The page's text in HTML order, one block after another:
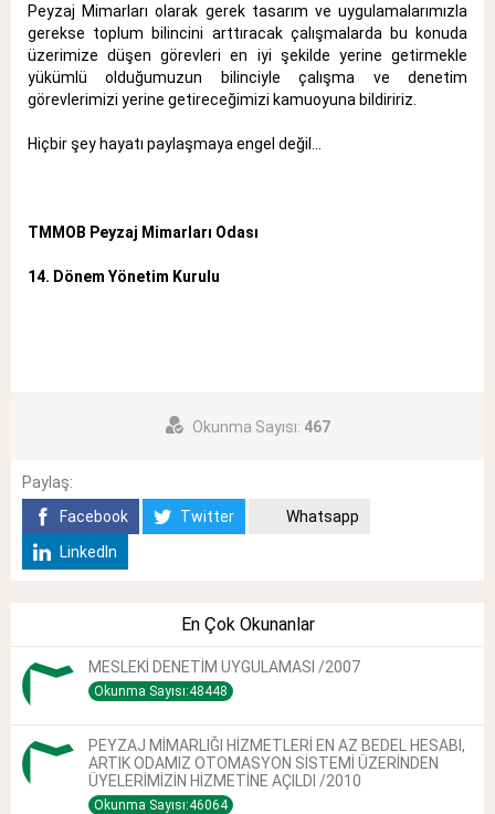
Peyzaj Mimarları olarak gerek tasarım ve uygulamalarımızla
gerekse toplum bilincini arttıracak çalışmalarda bu konuda
üzerimize düşen görevleri en iyi şekilde yerine getirmekle
yükümlü olduğumuzun bilinciyle çalışma ve denetim
görevlerimizi yerine getireceğimizi kamuoyuna bildiririz.
Hiçbir şey hayatı paylaşmaya engel değil...
TMMOB Peyzaj Mimarları Odası
14. Dönem Yönetim Kurulu
Okunma Sayısı: 467
Paylaş:
Facebook
Twitter
Whatsapp
LinkedIn
En Çok Okunanlar
MESLEKİ DENETİM UYGULAMASI /2007
Okunma Sayısı:48448
PEYZAJ MİMARLIĞI HİZMETLERİ EN AZ BEDEL HESABI,
ARTIK ODAMIZ OTOMASYON SİSTEMİ ÜZERİNDEN
ÜYELERİMİZİN HİZMETİNE AÇILDI /2010
Okunma Sayısı:46064